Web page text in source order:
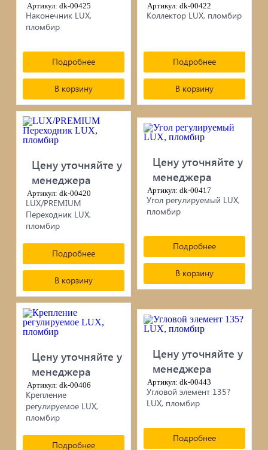
Артикул: dk-00425
Наконечник LUX,
пломбир
Подробнее
В корзину
Артикул: dk-00422
Коллектор LUX, пломбир
Подробнее
В корзину
Цену уточняйте у
менеджера
Артикул: dk-00420
LUX/PREMIUM
Переходник LUX,
пломбир
Подробнее
В корзину
Цену уточняйте у
менеджера
Артикул: dk-00417
Угол регулируемый LUX,
пломбир
Подробнее
В корзину
Цену уточняйте у
менеджера
Артикул: dk-00406
Крепление
регулируемое LUX,
пломбир
Подробнее
Цену уточняйте у
менеджера
Артикул: dk-00443
Угловой элемент 135?
LUX, пломбир
Подробнее